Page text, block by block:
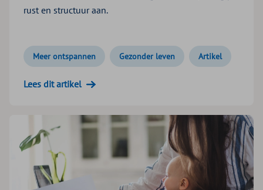
rust en structuur aan.
Meer ontspannen Gezonder leven Artikel
Lees dit artikel